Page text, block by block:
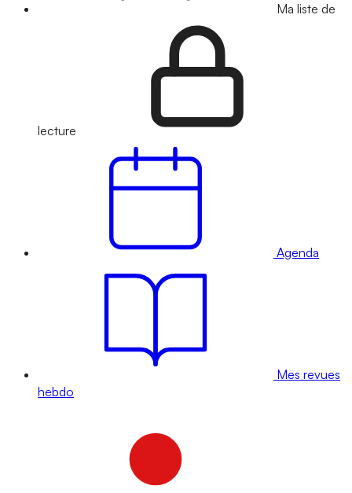
Ma liste de
lecture
Agenda
Mes revues
hebdo